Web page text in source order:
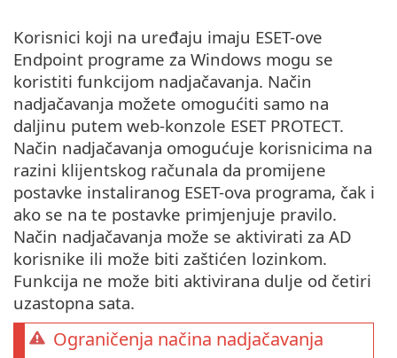
Korisnici koji na uređaju imaju ESET-ove
Endpoint programe za Windows mogu se
koristiti funkcijom nadjačavanja. Način
nadjačavanja možete omogućiti samo na
daljinu putem web-konzole ESET PROTECT.
Način nadjačavanja omogućuje korisnicima na
razini klijentskog računala da promijene
postavke instaliranog ESET-ova programa, čak i
ako se na te postavke primjenjuje pravilo.
Način nadjačavanja može se aktivirati za AD
korisnike ili može biti zaštićen lozinkom.
Funkcija ne može biti aktivirana dulje od četiri
uzastopna sata.
Ograničenja načina nadjačavanja